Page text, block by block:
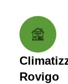
Rovigo